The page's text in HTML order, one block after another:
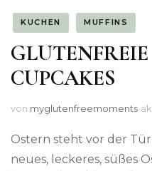
KUCHEN MUFFINS
CUPCAKES
von myglutenfreemoments
Ostern steht vor der
neues, leckeres, süßes